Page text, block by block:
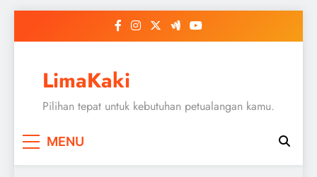
LimaKaki
Pilihan tepat untuk kebutuhan petualangan kamu.
MENU